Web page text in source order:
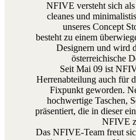
NFIVE versteht sich
cleanes und
unseres Concept
besteht zu einem
Designern und wird
österreichische
Seit Mai 09 ist
Herrenabteilung auch für
Fixpunkt geworden.
hochwertige Taschen,
präsentiert, die in dieser
NFIVE
Das NFIVE-Team freut